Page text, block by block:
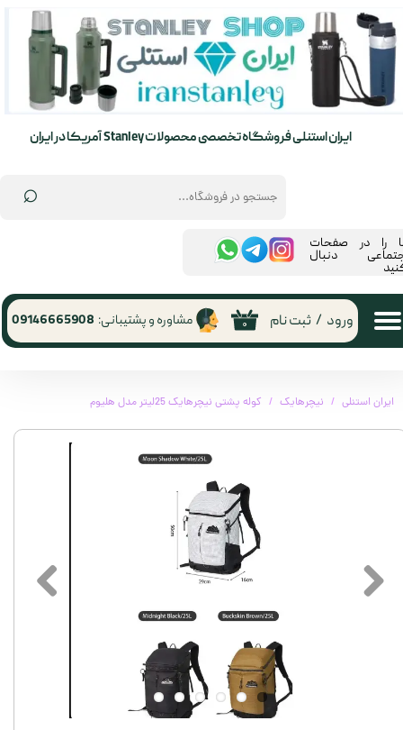
⌕
ایران استنلی فروشگاه تخصصی محصولات Stanley آمریکا در ایران
۰ ورود / ثبت نام
حساب کاربری من
تغییر گذر واژه
مشاوره و پشتیبانی: 09146665908
را در صفحات
دنبال
ایران استنلی نیچرهایک کوله پشتی نیچرهایک 25لیتر مدل هلیوم